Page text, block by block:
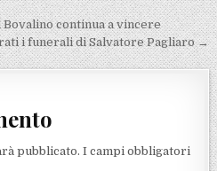
continua a vincere
i funerali di Salvatore Pagliaro →
pubblicato. I campi obbligatori